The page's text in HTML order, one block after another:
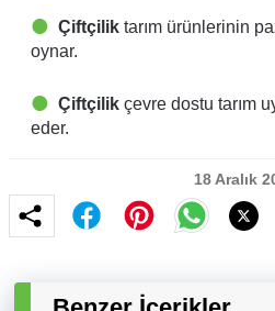
Çiftçilik tarım ürünlerinin
oynar.
Çiftçilik çevre dostu tarım
eder.
18 Aralık